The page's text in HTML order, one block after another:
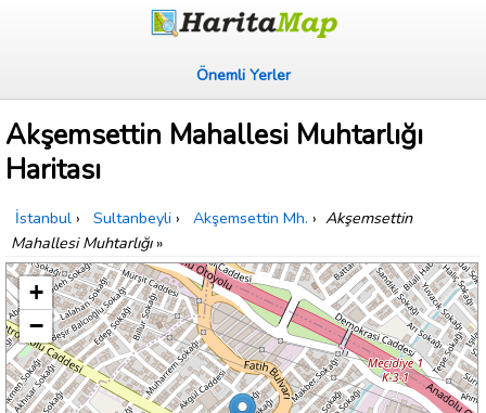
Önemli Yerler
Akşemsettin Mahallesi Muhtarlığı
Haritası
İstanbul › Sultanbeyli › Akşemsettin Mh. › Akşemsettin
Mahallesi Muhtarlığı»
+
−